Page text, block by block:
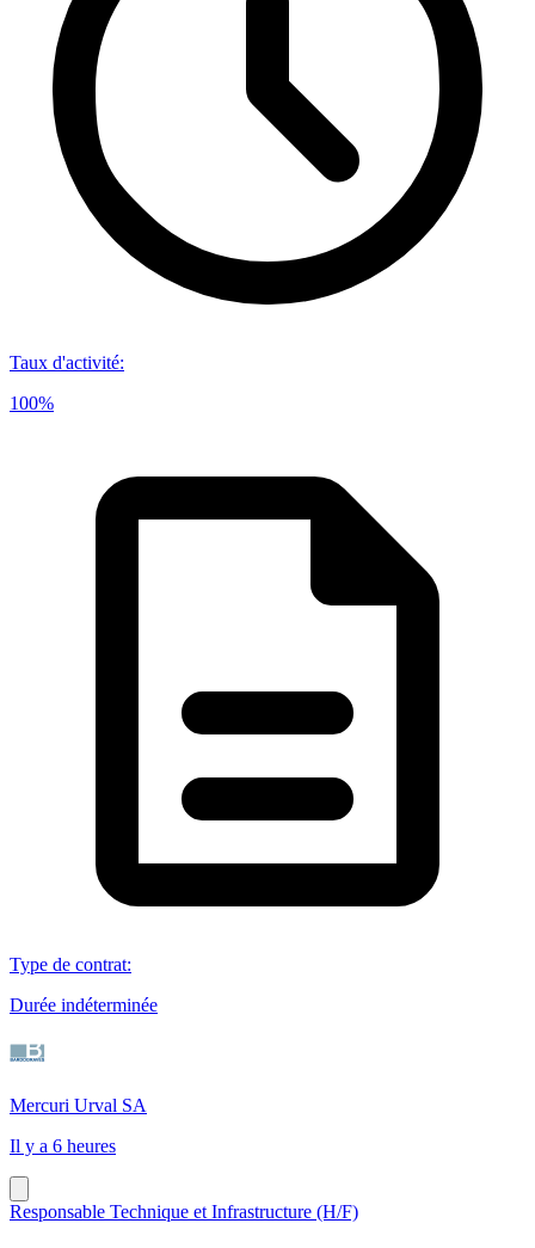
Taux d'activité:
100%
Type de contrat:
Durée indéterminée
Mercuri Urval SA
Il y a 6 heures
Responsable Technique et Infrastructure (H/F)